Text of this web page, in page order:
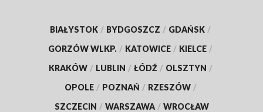
BIAŁYSTOK / BYDGOSZCZ / GDAŃSK /
GORZÓW WLKP. / KATOWICE / KIELCE /
KRAKÓW / LUBLIN / ŁÓDŹ / OLSZTYN /
OPOLE / POZNAŃ / RZESZÓW /
SZCZECIN / WARSZAWA / WROCŁAW